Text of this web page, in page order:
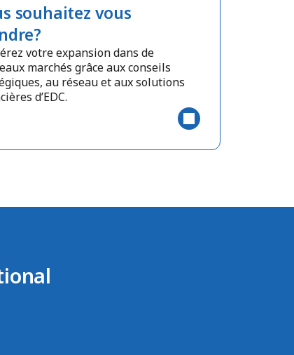
souhaitez vous
votre expansion dans de
marchés grâce aux conseils
au réseau et aux solutions
d’EDC.